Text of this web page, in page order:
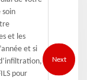
soin
et les
et si
pour
Next